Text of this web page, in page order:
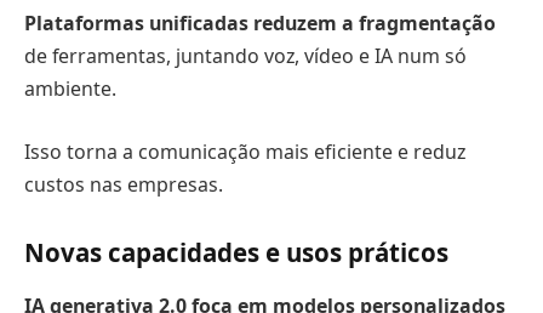
Plataformas unificadas reduzem a fragmentação
de ferramentas, juntando voz, vídeo e IA num só
ambiente.
Isso torna a comunicação mais eficiente e reduz
custos nas empresas.
Novas capacidades e usos práticos
IA generativa 2.0 foca em modelos personalizados